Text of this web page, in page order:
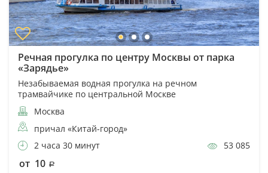
Речная прогулка по центру Москвы от парка
«Зарядье»
Незабываемая водная прогулка на речном
трамвайчике по центральной Москве
Москва
причал «Китай-город»
2 часа 30 минут
53 085
от 10